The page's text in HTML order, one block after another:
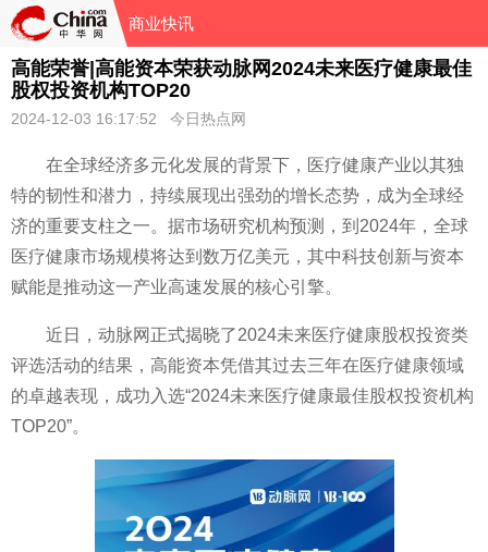
商业快讯
高能荣誉|高能资本荣获动脉网2024未来医疗健康最佳
股权投资机构TOP20
2024-12-03 16:17:52 今日热点网
在全球经济多元化发展的背景下，医疗健康产业以其独
特的韧性和潜力，持续展现出强劲的增长态势，成为全球经
济的重要支柱之一。据市场研究机构预测，到2024年，全球
医疗健康市场规模将达到数万亿美元，其中科技创新与资本
赋能是推动这一产业高速发展的核心引擎。
近日，动脉网正式揭晓了2024未来医疗健康股权投资类
评选活动的结果，高能资本凭借其过去三年在医疗健康领域
的卓越表现，成功入选“2024未来医疗健康最佳股权投资机构
TOP20”。